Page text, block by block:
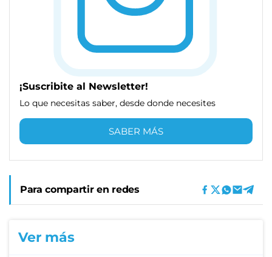
¡Suscribite al Newsletter!
Lo que necesitas saber, desde donde necesites
SABER MÁS
Para compartir en redes
Ver más